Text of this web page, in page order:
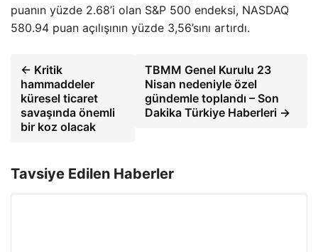
puanın yüzde 2.68’i olan S&P 500 endeksi, NASDAQ
580.94 puan açılışının yüzde 3,56’sını artırdı.
← Kritik
hammaddeler
küresel ticaret
savaşında önemli
bir koz olacak
TBMM Genel Kurulu 23
Nisan nedeniyle özel
gündemle toplandı – Son
Dakika Türkiye Haberleri →
Tavsiye Edilen Haberler